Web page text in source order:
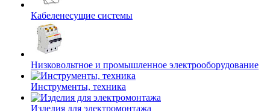
Кабеленесущие системы
Низковольтное и промышленное электрооборудование
Инструменты, техника
Изделия для электромонтажа